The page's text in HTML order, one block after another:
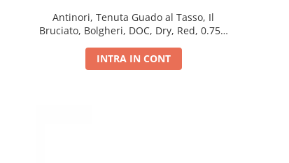
Antinori, Tenuta Guado al Tasso, Il
Bruciato, Bolgheri, DOC, Dry, Red, 0.75L,
INTRA IN CONT